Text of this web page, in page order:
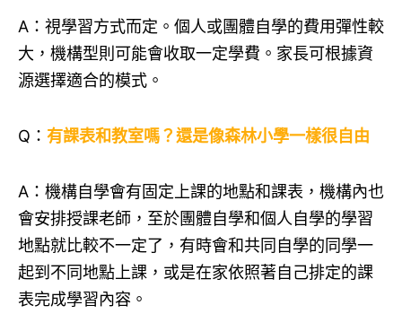
A：視學習方式而定。個人或團體自學的費用彈性較
大，機構型則可能會收取一定學費。家長可根據資
源選擇適合的模式。
Q： 有課表和教室嗎？還是像森林小學一樣很自由
A：機構自學會有固定上課的地點和課表，機構內也
會安排授課老師，至於團體自學和個人自學的學習
地點就比較不一定了，有時會和共同自學的同學一
起到不同地點上課，或是在家依照著自己排定的課
表完成學習內容。